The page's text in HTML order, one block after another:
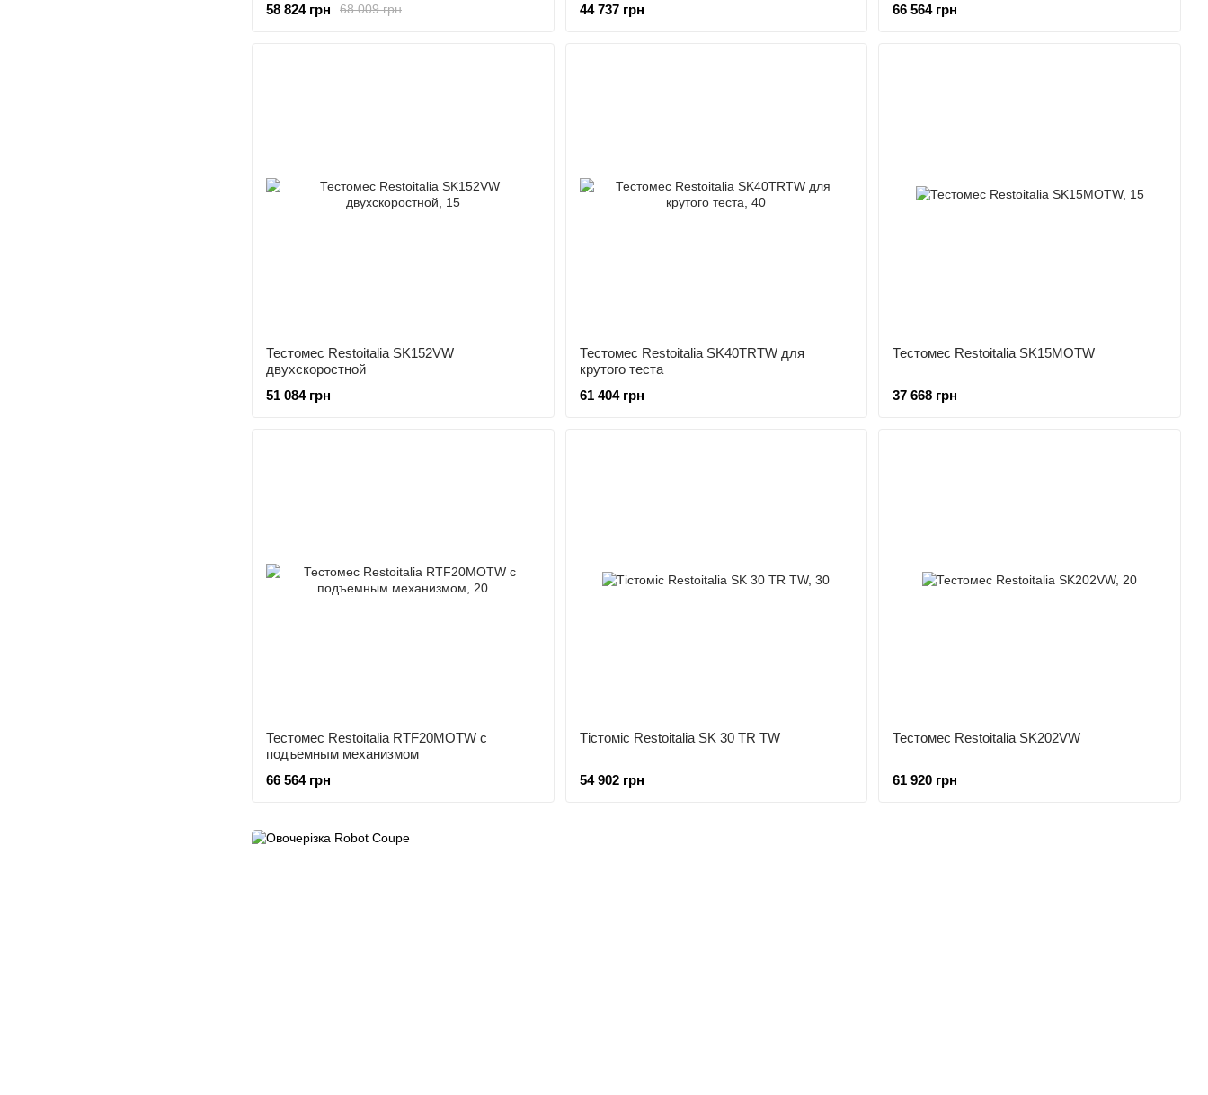
68 009 грн
58 824 грн 44 737 грн 66 564 грн
Тестомес Restoitalia SK152VW
двухскоростной
51 084 грн
Тестомес Restoitalia SK40TRTW для
крутого теста
61 404 грн
Тестомес Restoitalia SK15MOTW
37 668 грн
Тестомес Restoitalia RTF20MOTW с
подъемным механизмом
66 564 грн
Тістоміс Restoitalia SK 30 TR TW
54 902 грн
Тестомес Restoitalia SK202VW
61 920 грн